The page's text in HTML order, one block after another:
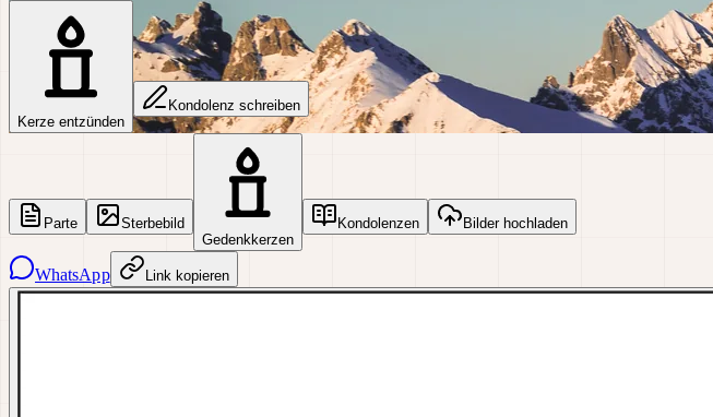
Kerze entzünden
Kondolenz schreiben
Parte
Sterbebild
Gedenkkerzen
Kondolenzen Bilder hochladen
WhatsApp Link kopieren